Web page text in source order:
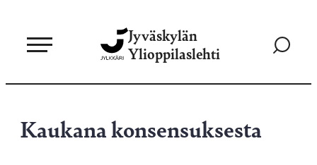
sisältöön
Jyväskylän
Ylioppilaslehti
Siirry
Kaukana konsensuksesta